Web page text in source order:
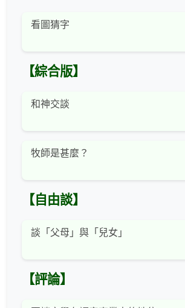
看圖猜字
【綜合版】
和神交談
牧師是甚麼？
【自由談】
談「父母」與「兒女」
【評論】